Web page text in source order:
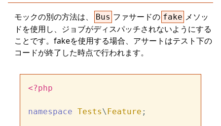
モックの別の方法は、 Bus ファサードの fake メソッ
ドを使用し、ジョブがディスパッチされないようにする
ことです。fakeを使用する場合、アサートはテスト下の
コードが終了した時点で行われます。
<?php
namespace Tests\Feature ;